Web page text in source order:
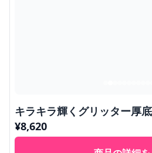
キラキラ輝くグリッター厚
¥8,620